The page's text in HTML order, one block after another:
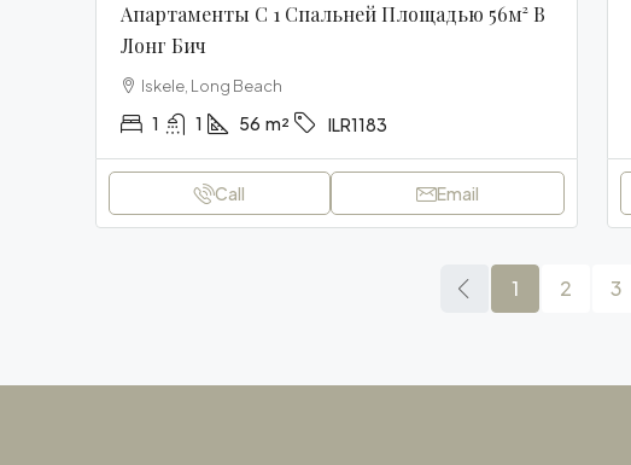
Апартаменты С 1 Спальней Площадью 56м² В
Лонг Бич
Iskele, Long Beach
1 1 56 m² ILR1183
Call Email
1 2 3